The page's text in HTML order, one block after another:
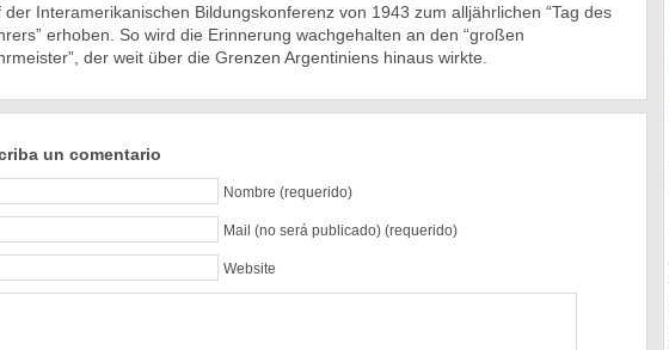
der Interamerikanischen Bildungskonferenz von 1943 zum alljährlichen “Tag des
erhoben. So wird die Erinnerung wachgehalten an den “großen
der weit über die Grenzen Argentiniens hinaus wirkte.
un comentario
Nombre (requerido)
Mail (no será publicado) (requerido)
Website